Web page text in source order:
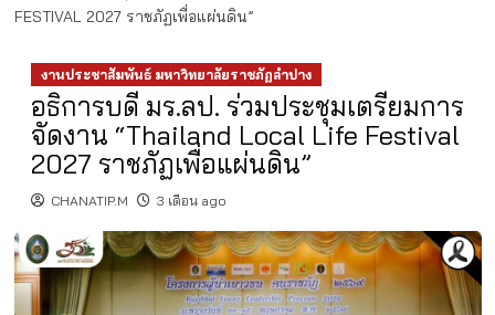
FESTIVAL 2027 ราชภัฏเพื่อแผ่นดิน”
งานประชาสัมพันธ์ มหาวิทยาลัยราชภัฏลำปาง
อธิการบดี มร.ลป. ร่วมประชุมเตรียมการ
จัดงาน “Thailand Local Life Festival
2027 ราชภัฏเพื่อแผ่นดิน”
CHANATIP.M 3 เดือน ago